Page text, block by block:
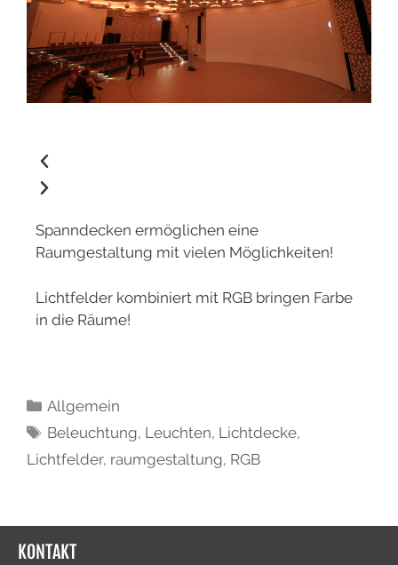
Spanndecken ermöglichen eine
Raumgestaltung mit vielen Möglichkeiten!
Lichtfelder kombiniert mit RGB bringen Farbe
in die Räume!
Allgemein
Beleuchtung, Leuchten, Lichtdecke,
Lichtfelder, raumgestaltung, RGB
KONTAKT